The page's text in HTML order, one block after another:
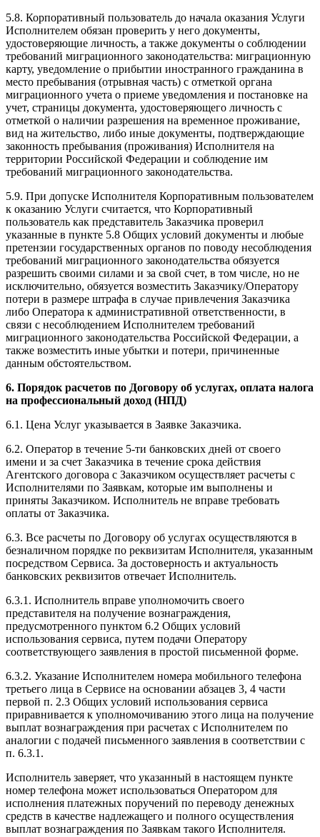
5.8. Корпоративный пользователь до начала оказания Услуги
Исполнителем обязан проверить у него документы,
удостоверяющие личность, а также документы о соблюдении
требований миграционного законодательства: миграционную
карту, уведомление о прибытии иностранного гражданина в
место пребывания (отрывная часть) с отметкой органа
миграционного учета о приеме уведомления и постановке на
учет, страницы документа, удостоверяющего личность с
отметкой о наличии разрешения на временное проживание,
вид на жительство, либо иные документы, подтверждающие
законность пребывания (проживания) Исполнителя на
территории Российской Федерации и соблюдение им
требований миграционного законодательства.
5.9. При допуске Исполнителя Корпоративным пользователем
к оказанию Услуги считается, что Корпоративный
пользователь как представитель Заказчика проверил
указанные в пункте 5.8 Общих условий документы и любые
претензии государственных органов по поводу несоблюдения
требований миграционного законодательства обязуется
разрешить своими силами и за свой счет, в том числе, но не
исключительно, обязуется возместить Заказчику/Оператору
потери в размере штрафа в случае привлечения Заказчика
либо Оператора к административной ответственности, в
связи с несоблюдением Исполнителем требований
миграционного законодательства Российской Федерации, а
также возместить иные убытки и потери, причиненные
данным обстоятельством.
6. Порядок расчетов по Договору об услугах, оплата налога
на профессиональный доход (НПД)
6.1. Цена Услуг указывается в Заявке Заказчика.
6.2. Оператор в течение 5-ти банковских дней от своего
имени и за счет Заказчика в течение срока действия
Агентского договора с Заказчиком осуществляет расчеты с
Исполнителями по Заявкам, которые им выполнены и
приняты Заказчиком. Исполнитель не вправе требовать
оплаты от Заказчика.
6.3. Все расчеты по Договору об услугах осуществляются в
безналичном порядке по реквизитам Исполнителя, указанным
посредством Сервиса. За достоверность и актуальность
банковских реквизитов отвечает Исполнитель.
6.3.1. Исполнитель вправе уполномочить своего
представителя на получение вознаграждения,
предусмотренного пунктом 6.2 Общих условий
использования сервиса, путем подачи Оператору
соответствующего заявления в простой письменной форме.
6.3.2. Указание Исполнителем номера мобильного телефона
третьего лица в Сервисе на основании абзацев 3, 4 части
первой п. 2.3 Общих условий использования сервиса
приравнивается к уполномочиванию этого лица на получение
выплат вознаграждения при расчетах с Исполнителем по
аналогии с подачей письменного заявления в соответствии с
п. 6.3.1.
Исполнитель заверяет, что указанный в настоящем пункте
номер телефона может использоваться Оператором для
исполнения платежных поручений по переводу денежных
средств в качестве надлежащего и полного осуществления
выплат вознаграждения по Заявкам такого Исполнителя.